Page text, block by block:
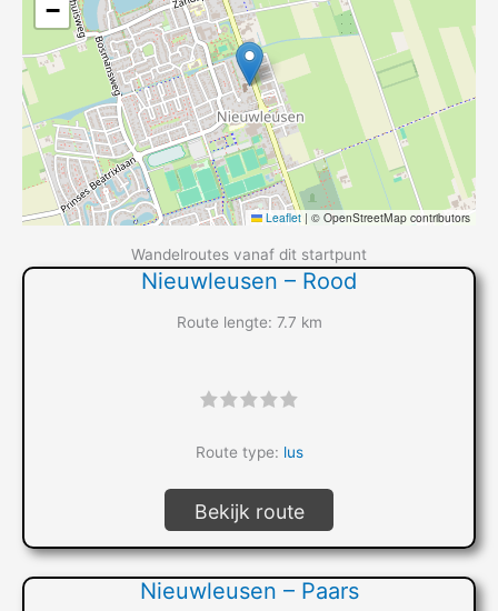
−
Leaflet | © OpenStreetMap contributors
Wandelroutes vanaf dit startpunt
Nieuwleusen – Rood
Route lengte: 7.7 km
Route type: lus
Bekijk route
Nieuwleusen – Paars